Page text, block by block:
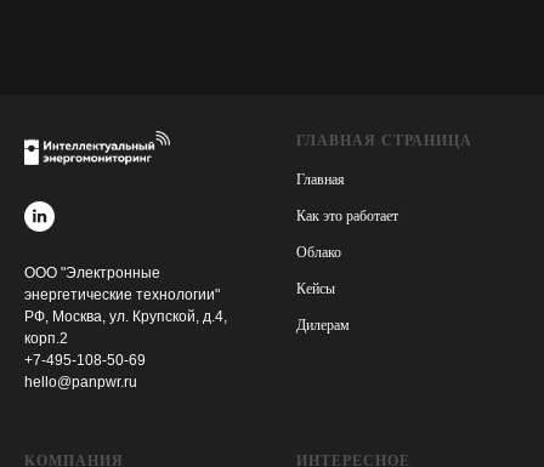
ООО "Электронные
энергетические технологии"
РФ, Москва, ул. Крупской, д.4,
корп.2
+7-495-108-50-69
hello@panpwr.ru
ГЛАВНАЯ СТРАНИЦА
Главная
Как это работает
Облако
Кейсы
Дилерам
КОМПАНИЯ ИНТЕРЕСНОЕ